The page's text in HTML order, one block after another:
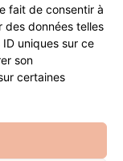
fait de consentir à
des données telles
uniques sur ce
son
certaines